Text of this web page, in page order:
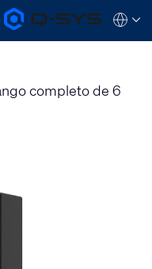
Q-
SYS
completo de 6